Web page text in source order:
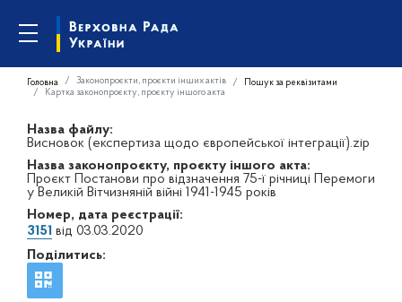
Головна Законопроєкти, проєкти інших актів
Пошук за реквізитами
Картка законопроєкту, проєкту іншого акта
Назва файлу:
Висновок (експертиза щодо європейської інтеграції).zip
Назва законопроєкту, проєкту іншого акта:
Проєкт Постанови про відзначення 75-ї річниці Перемоги
у Великій Вітчизняній війні 1941-1945 років
Номер, дата реєстрації:
3151 від 03.03.2020
Поділитись: